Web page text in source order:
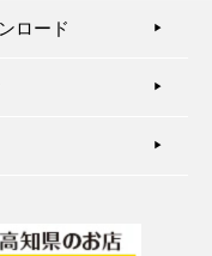
ロード ▶︎
▶︎
▶︎